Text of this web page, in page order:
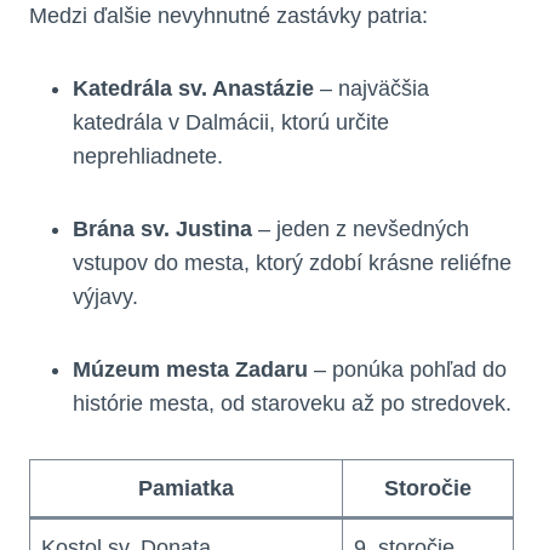
Medzi ďalšie nevyhnutné zastávky patria:
Katedrála sv. Anastázie – najväčšia
katedrála v Dalmácii, ktorú určite
neprehliadnete.
Brána sv. Justina – jeden z nevšedných
vstupov do mesta, ktorý zdobí krásne reliéfne
výjavy.
Múzeum mesta Zadaru – ponúka pohľad do
histórie mesta, od staroveku až po stredovek.
Pamiatka Storočie